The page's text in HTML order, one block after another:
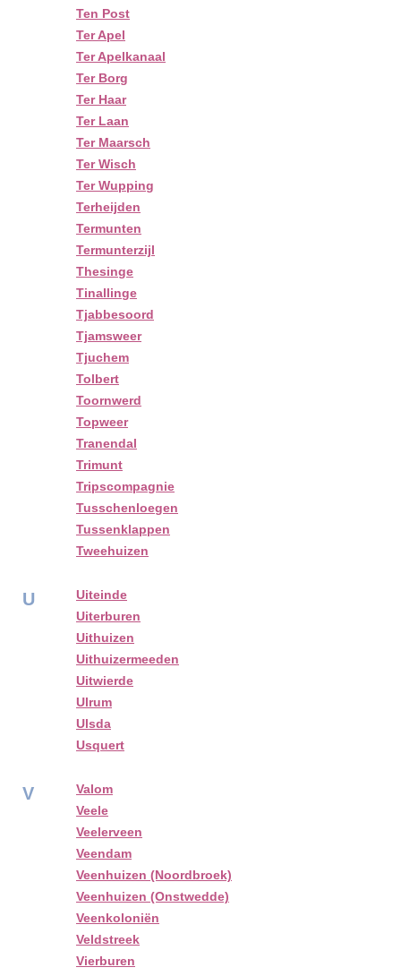
Ten Post
Ter Apel
Ter Apelkanaal
Ter Borg
Ter Haar
Ter Laan
Ter Maarsch
Ter Wisch
Ter Wupping
Terheijden
Termunten
Termunterzijl
Thesinge
Tinallinge
Tjabbesoord
Tjamsweer
Tjuchem
Tolbert
Toornwerd
Topweer
Tranendal
Trimunt
Tripscompagnie
Tusschenloegen
Tussenklappen
Tweehuizen
U
Uiteinde
Uiterburen
Uithuizen
Uithuizermeeden
Uitwierde
Ulrum
Ulsda
Usquert
V
Valom
Veele
Veelerveen
Veendam
Veenhuizen (Noordbroek)
Veenhuizen (Onstwedde)
Veenkoloniën
Veldstreek
Vierburen